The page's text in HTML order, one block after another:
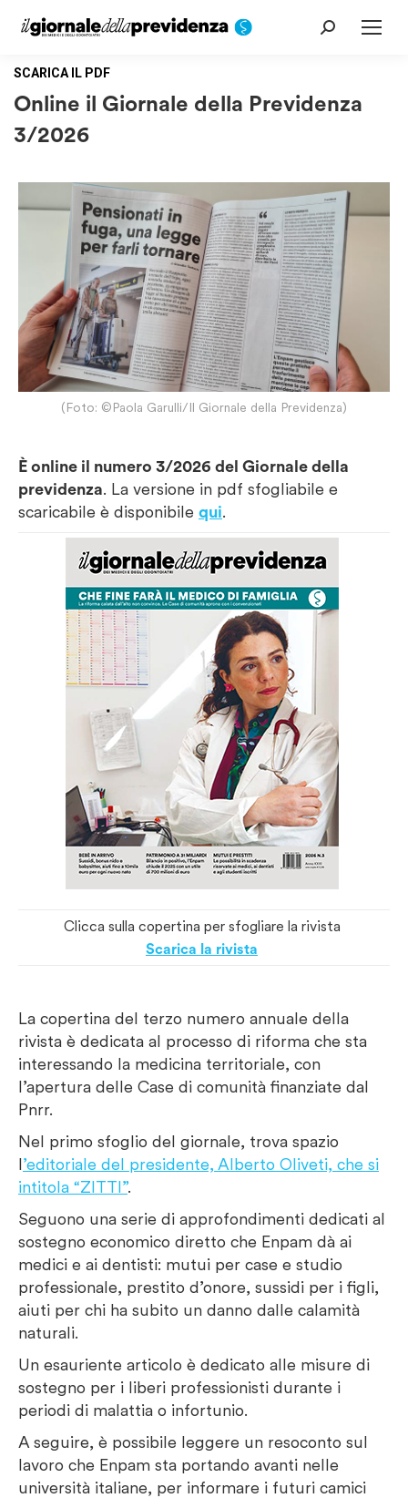
Cerca:
SCARICA IL PDF
Online il Giornale della Previdenza
3/2026
(Foto: ©Paola Garulli/Il Giornale della Previdenza)
È online il numero 3/2026 del Giornale della
previdenza. La versione in pdf sfogliabile e
scaricabile è disponibile qui.
Clicca sulla copertina per sfogliare la rivista
Scarica la rivista
La copertina del terzo numero annuale della
rivista è dedicata al processo di riforma che sta
interessando la medicina territoriale, con
l’apertura delle Case di comunità finanziate dal
Pnrr.
Nel primo sfoglio del giornale, trova spazio
l’editoriale del presidente, Alberto Oliveti, che si
intitola “ZITTI”.
Seguono una serie di approfondimenti dedicati al
sostegno economico diretto che Enpam dà ai
medici e ai dentisti: mutui per case e studio
professionale, prestito d’onore, sussidi per i figli,
aiuti per chi ha subito un danno dalle calamità
naturali.
Un esauriente articolo è dedicato alle misure di
sostegno per i liberi professionisti durante i
periodi di malattia o infortunio.
A seguire, è possibile leggere un resoconto sul
lavoro che Enpam sta portando avanti nelle
università italiane, per informare i futuri camici